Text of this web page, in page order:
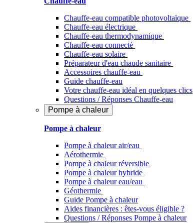
Chauffe-eau compatible photovoltaïque
Chauffe-eau électrique
Chauffe-eau thermodynamique
Chauffe-eau connecté
Chauffe-eau solaire
Préparateur d'eau chaude sanitaire
Accessoires chauffe-eau
Guide chauffe-eau
Votre chauffe-eau idéal en quelques clics
Questions / Réponses Chauffe-eau
Pompe à chaleur
Pompe à chaleur
Pompe à chaleur air/eau
Aérothermie
Pompe à chaleur réversible
Pompe à chaleur hybride
Pompe à chaleur​ eau/eau
Géothermie
Guide Pompe à chaleur
Aides financières : êtes-vous éligible ?
Questions / Réponses Pompe à chaleur